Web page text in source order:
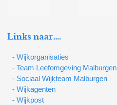
Links naar….
- Wijkorganisaties
- Team Leefomgeving Malburgen
- Sociaal Wijkteam Malburgen
- Wijkagenten
- Wijkpost